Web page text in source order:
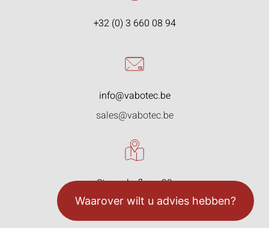
Waarover wilt u advies hebben?
+32 (0) 3 660 08 94
info@vabotec.be
sales@vabotec.be
Starrenhoflaan 33
2950 Kapellen, België